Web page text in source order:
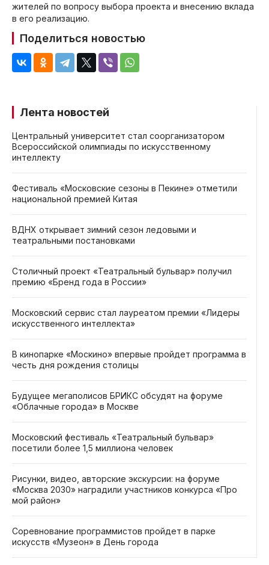
Лента новостей
Центральный университет стал соорганизатором
Всероссийской олимпиады по искусственному
интеллекту
Фестиваль «Московские сезоны в Пекине» отметили
национальной премией Китая
ВДНХ открывает зимний сезон ледовыми и
театральными постановками
Столичный проект «Театральный бульвар» получил
премию «Бренд года в России»
Московский сервис стал лауреатом премии «Лидеры
искусственного интеллекта»
В кинопарке «Москино» впервые пройдет программа в
честь дня рождения столицы
Будущее мегаполисов БРИКС обсудят на форуме
«Облачные города» в Москве
Московский фестиваль «Театральный бульвар»
посетили более 1,5 миллиона человек
Рисунки, видео, авторские экскурсии: на форуме
«Москва 2030» наградили участников конкурса «Про
мой район»
Соревнование программистов пройдет в парке
искусств «Музеон» в День города
жителей по вопросу выбора проекта и внесению вклада
в его реализацию.
Поделиться новостью